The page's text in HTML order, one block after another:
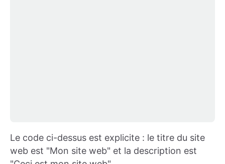
Le code ci-dessus est explicite : le titre du site
web est "Mon site web" et la description est